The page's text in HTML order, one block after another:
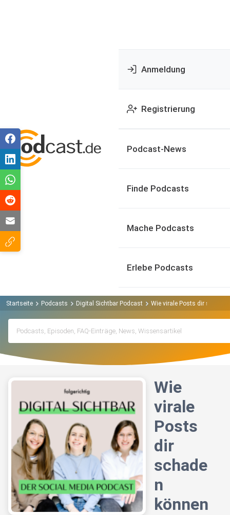
Anmeldung
Registrierung
Podcast-News
Finde Podcasts
Mache Podcasts
Erlebe Podcasts
Startseite Podcasts Digital Sichtbar Podcast Wie virale Posts dir
Wie
virale
Posts
dir
schade
n
können